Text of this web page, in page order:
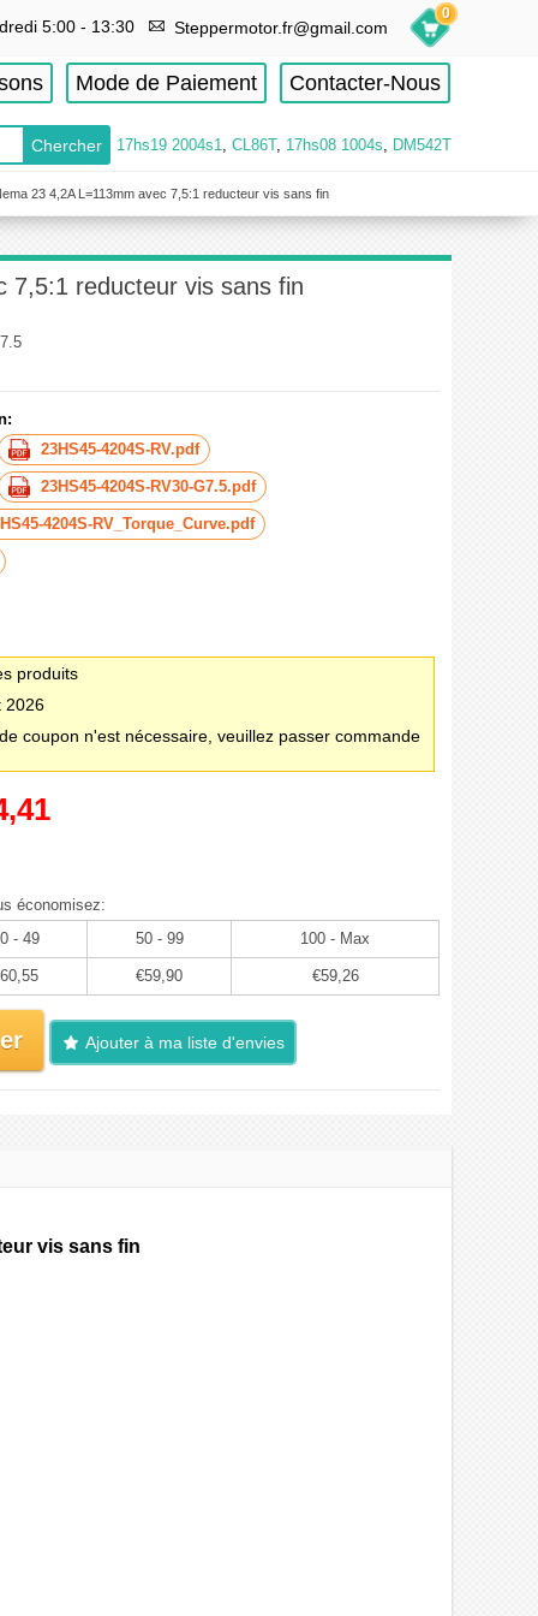
5:00 - 13:30 Steppermotor.fr@gmail.com
0
Mode de Paiement Contacter-Nous
17hs19 2004s1, CL86T, 17hs08 1004s, DM542T
23 4,2A L=113mm avec 7,5:1 reducteur vis sans fin
7,5:1 reducteur vis sans fin
23HS45-4204S-RV.pdf
23HS45-4204S-RV30-G7.5.pdf
4204S-RV_Torque_Curve.pdf
produits
2026
coupon n'est nécessaire, veuillez passer commande
économisez:
- 49 50 - 99 100 - Max
€59,90 €59,26
Ajouter à ma liste d'envies
vis sans fin